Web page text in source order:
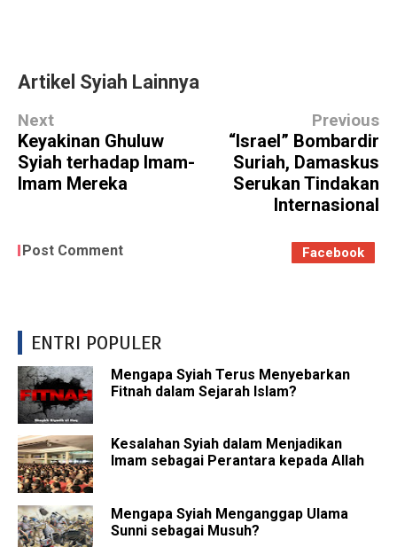
Artikel Syiah Lainnya
Next
Keyakinan Ghuluw
Syiah terhadap Imam-
Imam Mereka
Previous
“Israel” Bombardir
Suriah, Damaskus
Serukan Tindakan
Internasional
Post Comment Facebook
ENTRI POPULER
Mengapa Syiah Terus Menyebarkan
Fitnah dalam Sejarah Islam?
Kesalahan Syiah dalam Menjadikan
Imam sebagai Perantara kepada Allah
Mengapa Syiah Menganggap Ulama
Sunni sebagai Musuh?